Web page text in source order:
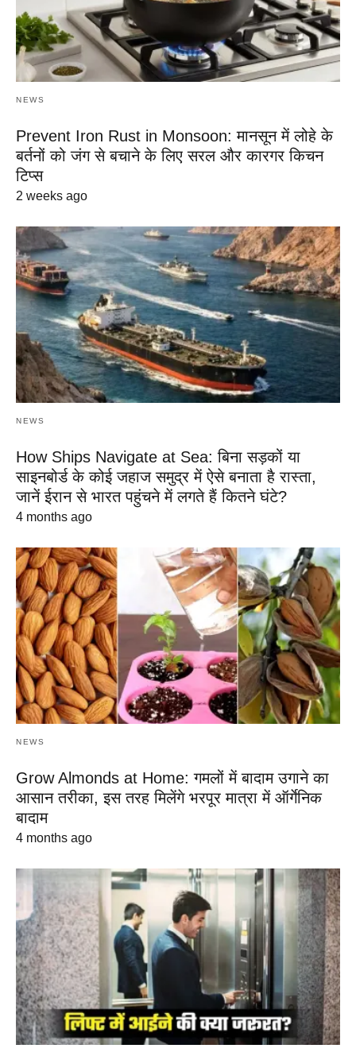
NEWS
Prevent Iron Rust in Monsoon: मानसून में लोहे के
बर्तनों को जंग से बचाने के लिए सरल और कारगर किचन
टिप्स
2 weeks ago
NEWS
How Ships Navigate at Sea: बिना सड़कों या
साइनबोर्ड के कोई जहाज समुद्र में ऐसे बनाता है रास्ता,
जानें ईरान से भारत पहुंचने में लगते हैं कितने घंटे?
4 months ago
NEWS
Grow Almonds at Home: गमलों में बादाम उगाने का
आसान तरीका, इस तरह मिलेंगे भरपूर मात्रा में ऑर्गेनिक
बादाम
4 months ago